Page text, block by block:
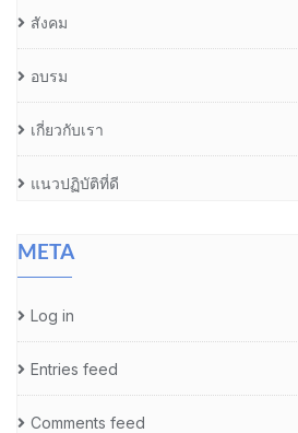
สังคม
อบรม
เกี่ยวกับเรา
แนวปฏิบัติที่ดี
META
Log in
Entries feed
Comments feed